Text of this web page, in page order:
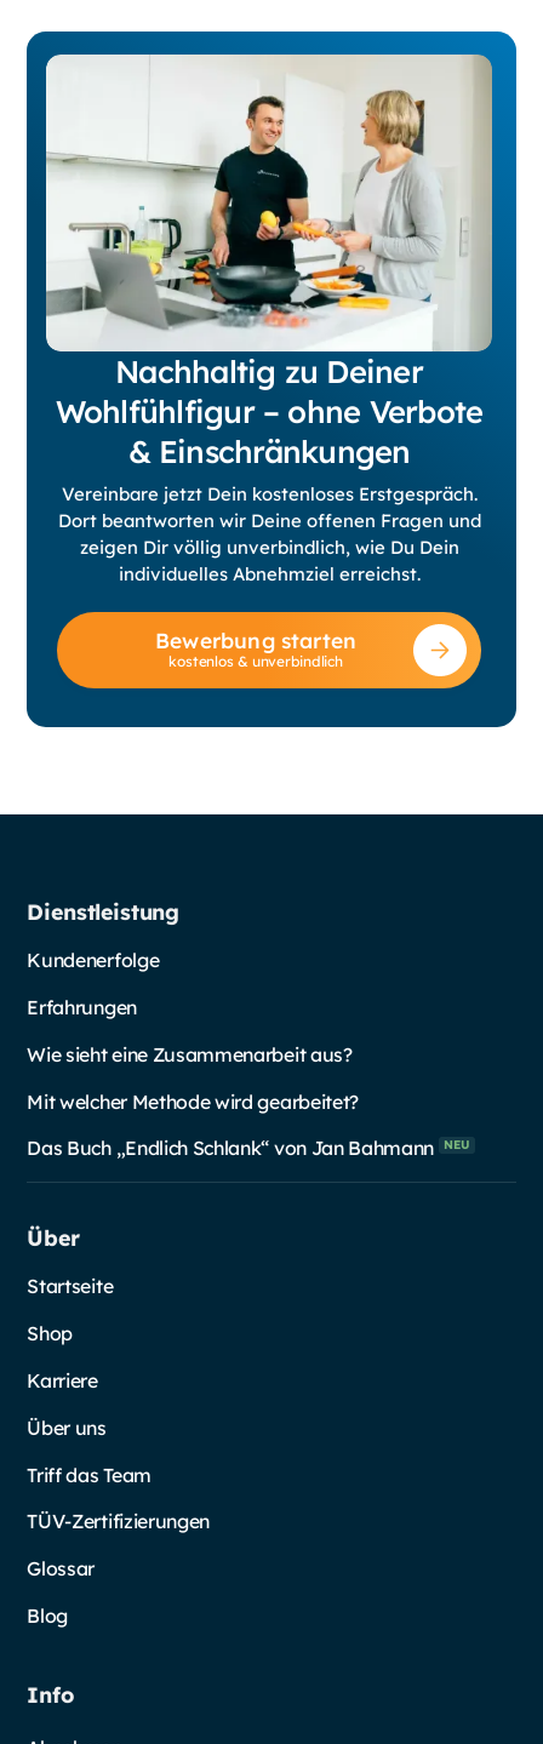
Nachhaltig zu Deiner
Wohlfühlfigur – ohne Verbote
& Einschränkungen
Vereinbare jetzt Dein kostenloses Erstgespräch.
Dort beantworten wir Deine offenen Fragen und
zeigen Dir völlig unverbindlich, wie Du Dein
individuelles Abnehmziel erreichst.
Bewerbung starten
kostenlos & unverbindlich
Dienstleistung
Kundenerfolge
Erfahrungen
Wie sieht eine Zusammenarbeit aus?
Mit welcher Methode wird gearbeitet?
Das Buch „Endlich Schlank“ von Jan Bahmann NEU
Über
Startseite
Shop
Karriere
Über uns
Triff das Team
TÜV-Zertifizierungen
Glossar
Blog
Info